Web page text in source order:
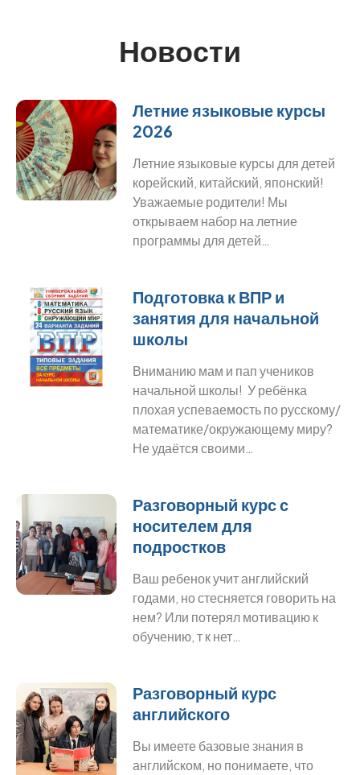
Новости
Летние языковые курсы
2026
Летние языковые курсы для детей
корейский, китайский, японский!
Уважаемые родители! Мы
открываем набор на летние
программы для детей…
Подготовка к ВПР и
занятия для начальной
школы
Вниманию мам и пап учеников
начальной школы! У ребёнка
плохая успеваемость по русскому/
математике/окружающему миру?
Не удаётся своими…
Разговорный курс с
носителем для
подростков
Ваш ребенок учит английский
годами, но стесняется говорить на
нем? Или потерял мотивацию к
обучению, т к нет…
Разговорный курс
английского
Вы имеете базовые знания в
английском, но понимаете, что